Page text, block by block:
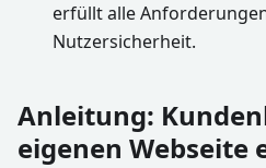
erfüllt alle
Nutzersicherheit.
Anleitung:
eigenen Webseite